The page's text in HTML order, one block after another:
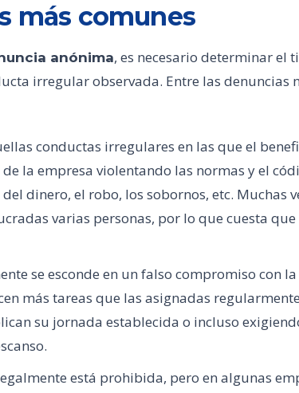
más comunes
anónima, es necesario determinar el
irregular observada. Entre las denuncias
conductas irregulares en las que el
la empresa violentando las normas y el
dinero, el robo, los sobornos, etc. Muchas
varias personas, por lo que cuesta
se esconde en un falso compromiso con
más tareas que las asignadas
su jornada establecida o incluso
está prohibida, pero en algunas